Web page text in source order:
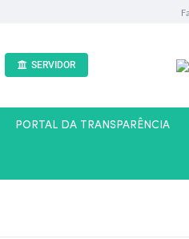
SERVIDOR
PORTAL DA TRANSPARÊNCIA